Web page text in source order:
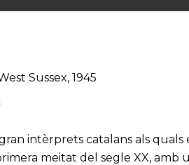
Sussex, 1945
intèrprets catalans als
meitat del segle XX,